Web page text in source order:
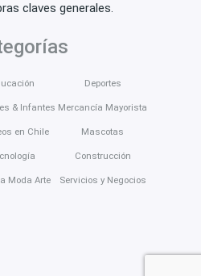
claves generales.
& Infantes
en Chile
Moda Arte
Deportes
Mercancía Mayorista
Mascotas
Construcción
Servicios y Negocios